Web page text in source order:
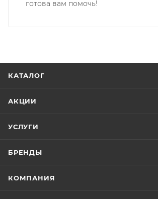
готова вам помочь!
КАТАЛОГ
АКЦИИ
УСЛУГИ
БРЕНДЫ
КОМПАНИЯ